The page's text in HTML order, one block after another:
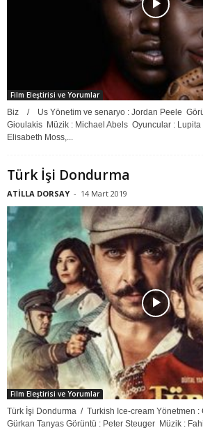
Film Eleştirisi ve Yorumlar
Biz / Us Yönetim ve senaryo : Jordan Peele
Gioulakis Müzik : Michael Abels Oyuncular : Lupita
Elisabeth Moss,...
Türk İşi Dondurma
ATİLLA DORSAY - 14 Mart 2019
Film Eleştirisi ve Yorumlar
Türk İşi Dondurma / Turkish Ice-cream Yönetmen
Gürkan Tanyas Görüntü : Peter Steuger Müzik :